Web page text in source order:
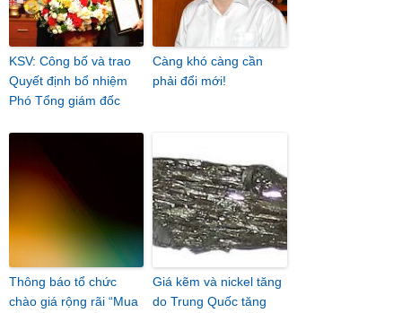
KSV: Công bố và trao
Quyết định bổ nhiệm
Phó Tổng giám đốc
Càng khó càng cần
phải đổi mới!
Thông báo tổ chức
chào giá rộng rãi “Mua
Giá kẽm và nickel tăng
do Trung Quốc tăng